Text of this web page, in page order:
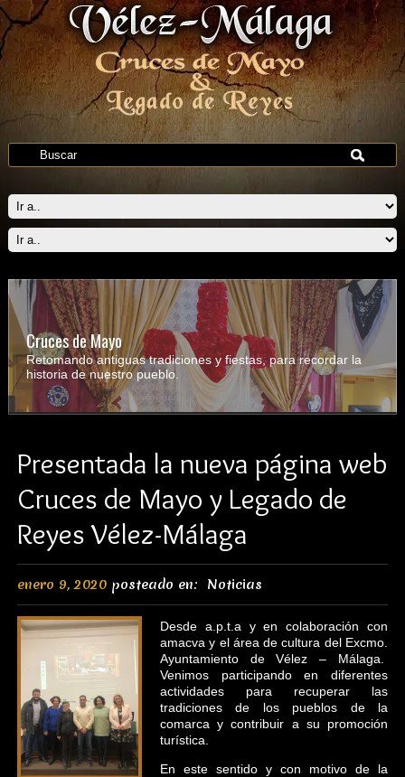
Cruces de Mayo
Retomando antiguas tradiciones y fiestas, para recordar la
historia de nuestro pueblo.
Presentada la nueva página web
Cruces de Mayo y Legado de
Reyes Vélez-Málaga
enero 9, 2020posteado en: Noticias
Desde a.p.t.a y en colaboración con
amacva y el área de cultura del Excmo.
Ayuntamiento de Vélez – Málaga.
Venimos participando en diferentes
actividades para recuperar las
tradiciones de los pueblos de la
comarca y contribuir a su promoción
turística.
En este sentido y con motivo de la